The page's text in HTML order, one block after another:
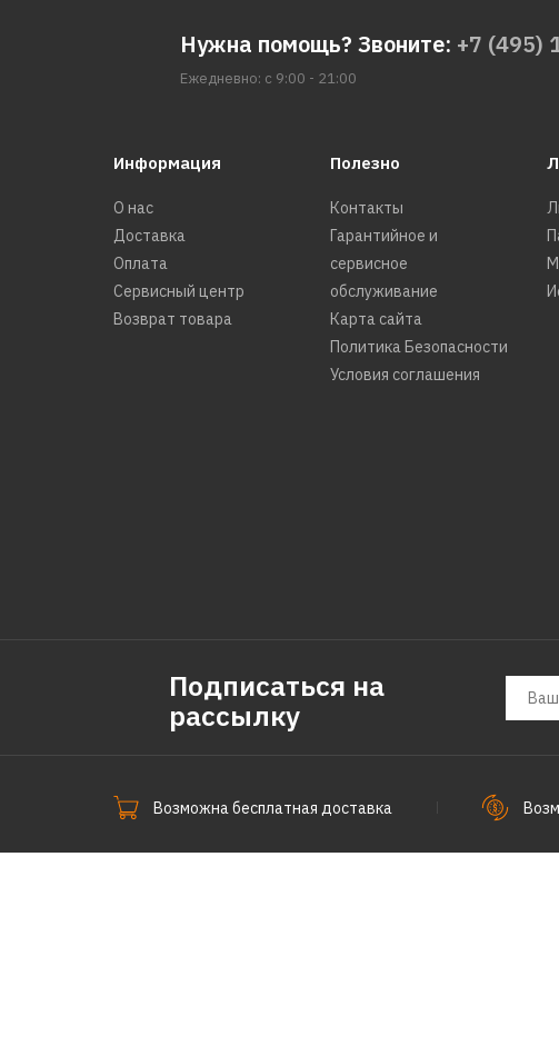
Нужна помощь? Звоните: +7 (495)
Ежедневно: с 9:00 - 21:00
Информация
О нас
Доставка
Оплата
Сервисный центр
Возврат товара
Полезно
Контакты
Гарантийное и
сервисное
обслуживание
Карта сайта
Политика Безопасности
Условия соглашения
Подписаться на
рассылку
Возможна бесплатная доставка